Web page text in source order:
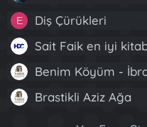
E Diş Çürükleri
Sait Faik en iyi
Benim Köyüm -
Brastikli Aziz Ağa